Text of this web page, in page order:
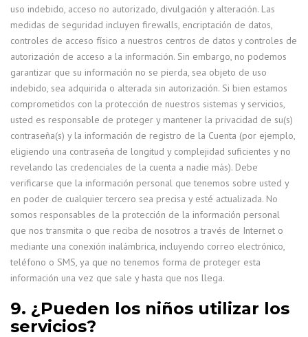
uso indebido, acceso no autorizado, divulgación y alteración. Las
medidas de seguridad incluyen firewalls, encriptación de datos,
controles de acceso físico a nuestros centros de datos y controles de
autorización de acceso a la información. Sin embargo, no podemos
garantizar que su información no se pierda, sea objeto de uso
indebido, sea adquirida o alterada sin autorización. Si bien estamos
comprometidos con la protección de nuestros sistemas y servicios,
usted es responsable de proteger y mantener la privacidad de su(s)
contraseña(s) y la información de registro de la Cuenta (por ejemplo,
eligiendo una contraseña de longitud y complejidad suficientes y no
revelando las credenciales de la cuenta a nadie más). Debe
verificarse que la información personal que tenemos sobre usted y
en poder de cualquier tercero sea precisa y esté actualizada. No
somos responsables de la protección de la información personal
que nos transmita o que reciba de nosotros a través de Internet o
mediante una conexión inalámbrica, incluyendo correo electrónico,
teléfono o SMS, ya que no tenemos forma de proteger esta
información una vez que sale y hasta que nos llega.
9. ¿Pueden los niños utilizar los
servicios?